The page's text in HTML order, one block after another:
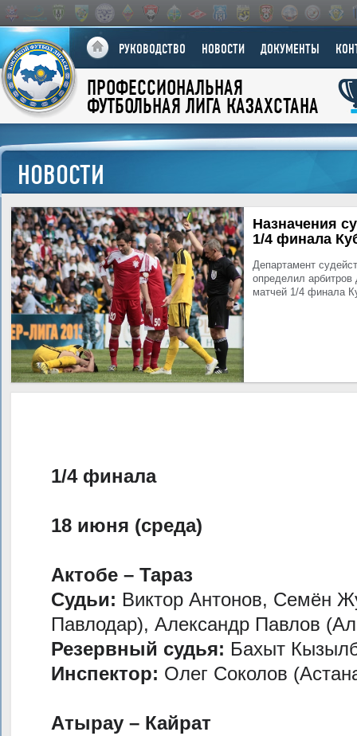
РУКОВОДСТВО НОВОСТИ ДОКУМЕНТЫ
ПРОФЕССИОНАЛЬНАЯ
ФУТБОЛЬНАЯ ЛИГА КАЗАХСТАНА
НОВОСТИ
Назначения
1/4 финала
Департамент
определил
матчей 1/4 финала
1/4 финала
18 июня (среда)
Актобе – Тараз
Судьи: Виктор Антонов, Семён
Павлодар), Александр Павлов
Резервный судья: Бахыт
Инспектор: Олег Соколов
Атырау – Кайрат